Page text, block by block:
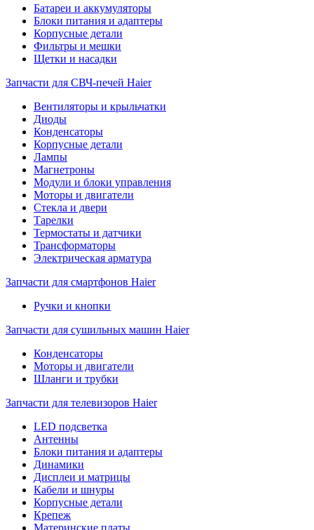
Батареи и аккумуляторы
Блоки питания и адаптеры
Корпусные детали
Фильтры и мешки
Щетки и насадки
Запчасти для СВЧ-печей Haier
Вентиляторы и крыльчатки
Диоды
Конденсаторы
Корпусные детали
Лампы
Магнетроны
Модули и блоки управления
Моторы и двигатели
Стекла и двери
Тарелки
Термостаты и датчики
Трансформаторы
Электрическая арматура
Запчасти для смартфонов Haier
Ручки и кнопки
Запчасти для сушильных машин Haier
Конденсаторы
Моторы и двигатели
Шланги и трубки
Запчасти для телевизоров Haier
LED подсветка
Антенны
Блоки питания и адаптеры
Динамики
Дисплеи и матрицы
Кабели и шнуры
Корпусные детали
Крепеж
Материнские платы